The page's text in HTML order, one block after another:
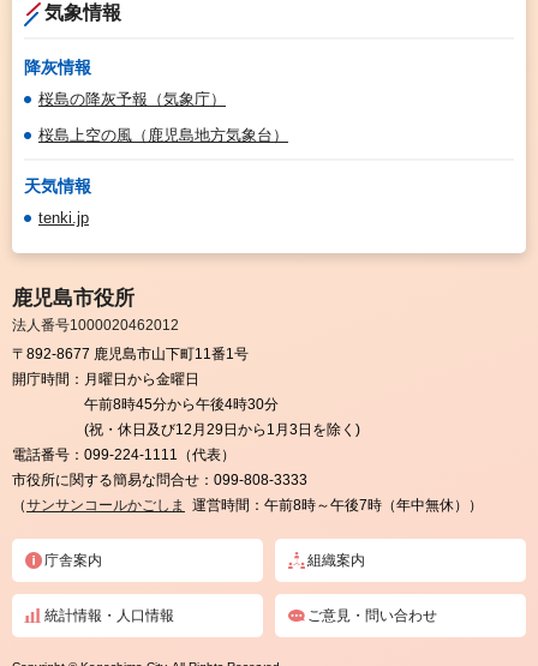
気象情報
降灰情報
桜島の降灰予報（気象庁）
桜島上空の風（鹿児島地方気象台）
天気情報
tenki.jp
鹿児島市役所
法人番号1000020462012
〒892-8677 鹿児島市山下町11番1号
開庁時間： 月曜日から金曜日
午前8時45分から午後4時30分
(祝・休日及び12月29日から1月3日を除く)
電話番号： 099-224-1111（代表）
市役所に関する簡易な問合せ： 099-808-3333
（サンサンコールかごしま 運営時間：午前8時～午後7時（年中無休））
庁舎案内 組織案内
統計情報・人口情報 ご意見・問い合わせ